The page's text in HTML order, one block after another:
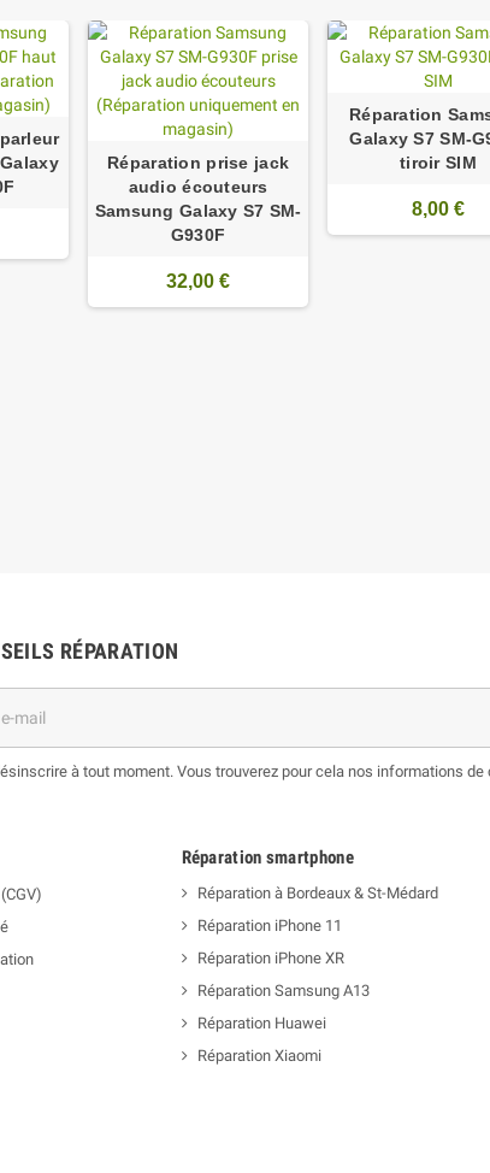
Réparation prise jack
audio écouteurs
Samsung Galaxy S7 SM-
G930F
32,00 €
Réparation
Galaxy S7 SM-
tiroir SIM
8,00 €
RÉPARATION
à tout moment. Vous trouverez pour cela nos informations
Réparation smartphone
Réparation à Bordeaux & St-Médard
Réparation iPhone 11
Réparation iPhone XR
Réparation Samsung A13
Réparation Huawei
Réparation Xiaomi